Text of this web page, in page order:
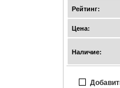
Рейтинг:
Цена:
Наличие: